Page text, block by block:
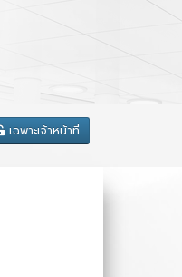
เฉพาะเจ้าหน้าที่